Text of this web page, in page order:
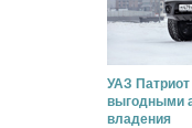
УАЗ
выгодными
владения